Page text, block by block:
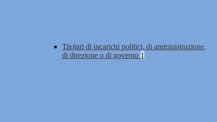
Titolari di incarichi politici, di amministrazione,
di direzione o di governo 1